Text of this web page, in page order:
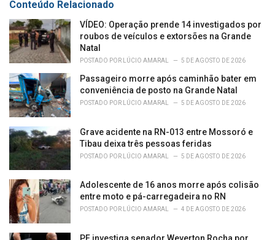
r
i
e
s
:
:Conteúdo Relacionado
VÍDEO: Operação prende 14 investigados por
roubos de veículos e extorsões na Grande
Natal
POSTADO POR LÚCIO AMARAL 5 DE AGOSTO DE 2026
Passageiro morre após caminhão bater em
conveniência de posto na Grande Natal
POSTADO POR LÚCIO AMARAL 5 DE AGOSTO DE 2026
Grave acidente na RN-013 entre Mossoró e
Tibau deixa três pessoas feridas
POSTADO POR LÚCIO AMARAL 5 DE AGOSTO DE 2026
Adolescente de 16 anos morre após colisão
entre moto e pá-carregadeira no RN
POSTADO POR LÚCIO AMARAL 4 DE AGOSTO DE 2026